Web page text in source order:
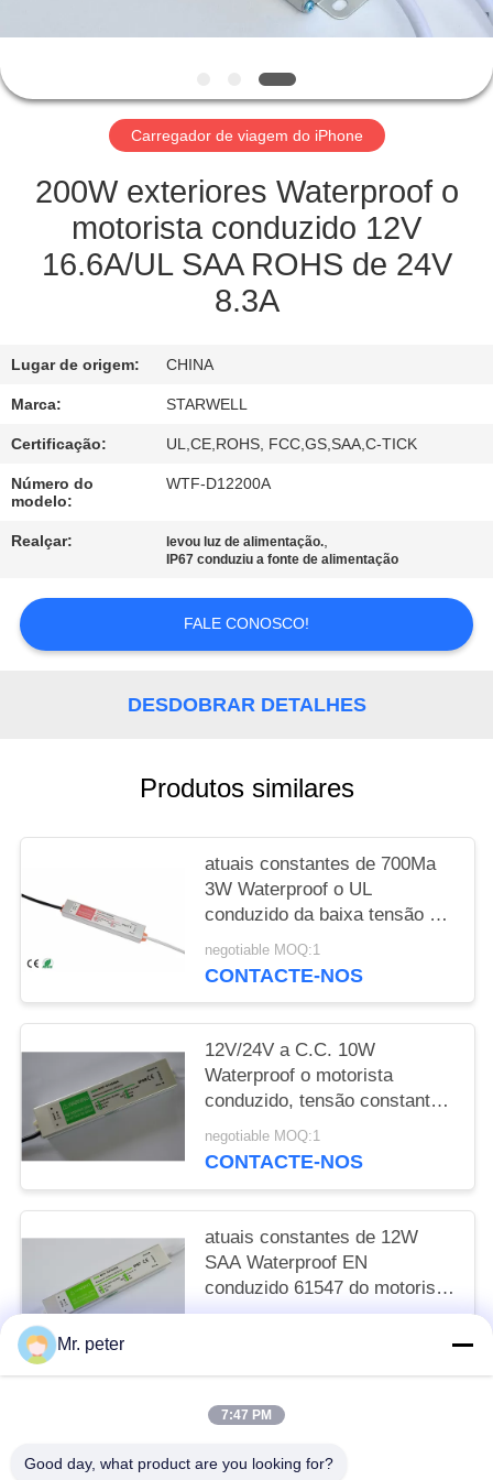
DA
QUALIDADE
CONTACTE-
NOS
PEÇA
MAPA
DO
SITE
PRIVACY
Carregador de viagem do iPhone
200W exteriores Waterproof o
motorista conduzido 12V
16.6A/UL SAA ROHS de 24V
8.3A
Lugar de origem: CHINA
Marca: STARWELL
Certificação: UL,CE,ROHS, FCC,GS,SAA,C-TICK
Número do
modelo:
WTF-D12200A
Realçar: levou luz de alimentação.,
IP67 conduziu a fonte de alimentação
FALE CONOSCO!
DESDOBRAR DETALHES
Produtos similares
atuais constantes de 700Ma
3W Waterproof o UL
conduzido da baixa tensão do
motorista 3V
negotiable MOQ:1
CONTACTE-NOS
12V/24V a C.C. 10W
Waterproof o motorista
conduzido, tensão constante
fonte de alimentação IP67
conduzida
negotiable MOQ:1
CONTACTE-NOS
atuais constantes de 12W
SAA Waterproof EN
conduzido 61547 do motorista
30V 330Ma
Mr. peter
7:47 PM
Good day, what product are you looking for?